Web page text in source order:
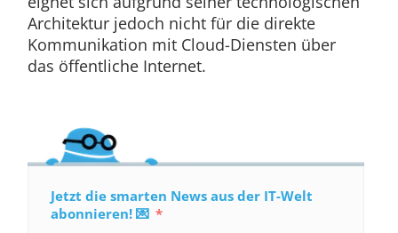
Architektur jedoch nicht für die direkte
Kommunikation mit Cloud-Diensten über
das öffentliche Internet.
Jetzt die smarten News aus der IT-Welt
abonnieren! 💌